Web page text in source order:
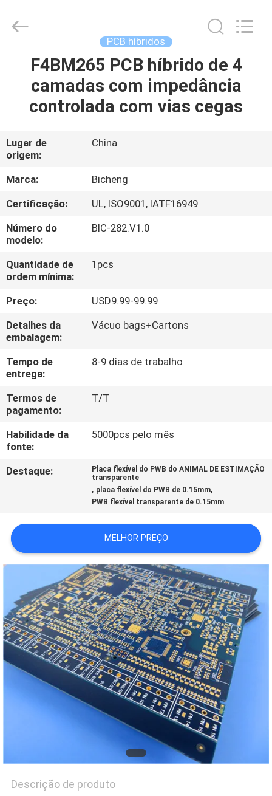
PARA
CASA
VÍDEOS
SOBRE
NÓS
VISITA
À
FÁBRICA
CONTROLE
DE
QUALIDADE
CONTACTE-
NOS
NOTÍCIAS
CASOS
MAPA
SITE
POLÍTICA
DE
PRIVACIDADE
Technology
PCB híbridos
F4BM265 PCB híbrido de 4
camadas com impedância
controlada com vias cegas
Lugar de
origem:
China
Marca:
Bicheng
Certificação:
UL, ISO9001, IATF16949
Número do
modelo:
BIC-282.V1.0
Quantidade de
ordem mínima:
1pcs
Preço:
USD9.99-99.99
Detalhes da
embalagem:
Vácuo bags+Cartons
Tempo de
entrega:
8-9 dias de trabalho
Termos de
pagamento:
T/T
Habilidade da
fonte:
5000pcs pelo mês
Destaque:
Placa flexível do PWB do ANIMAL DE ESTIMAÇÃO
transparente
, placa flexível do PWB de 0.15mm,
PWB flexível transparente de 0.15mm
MELHOR PREÇO
Descrição de produto